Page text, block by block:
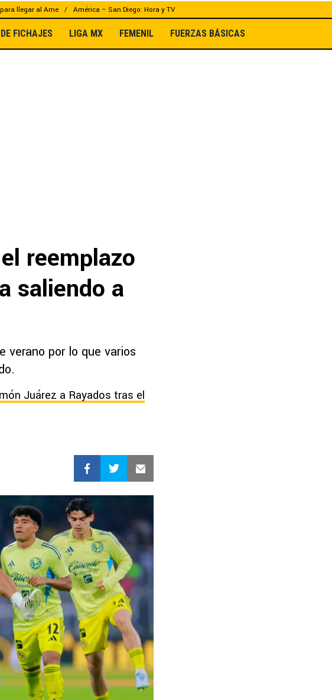
llegar al Ame América – San Diego: Hora y TV
FICHAJES LIGA MX FEMENIL FUERZAS BÁSICAS
reemplazo
saliendo a
verano por lo que varios
Juárez a Rayados tras el